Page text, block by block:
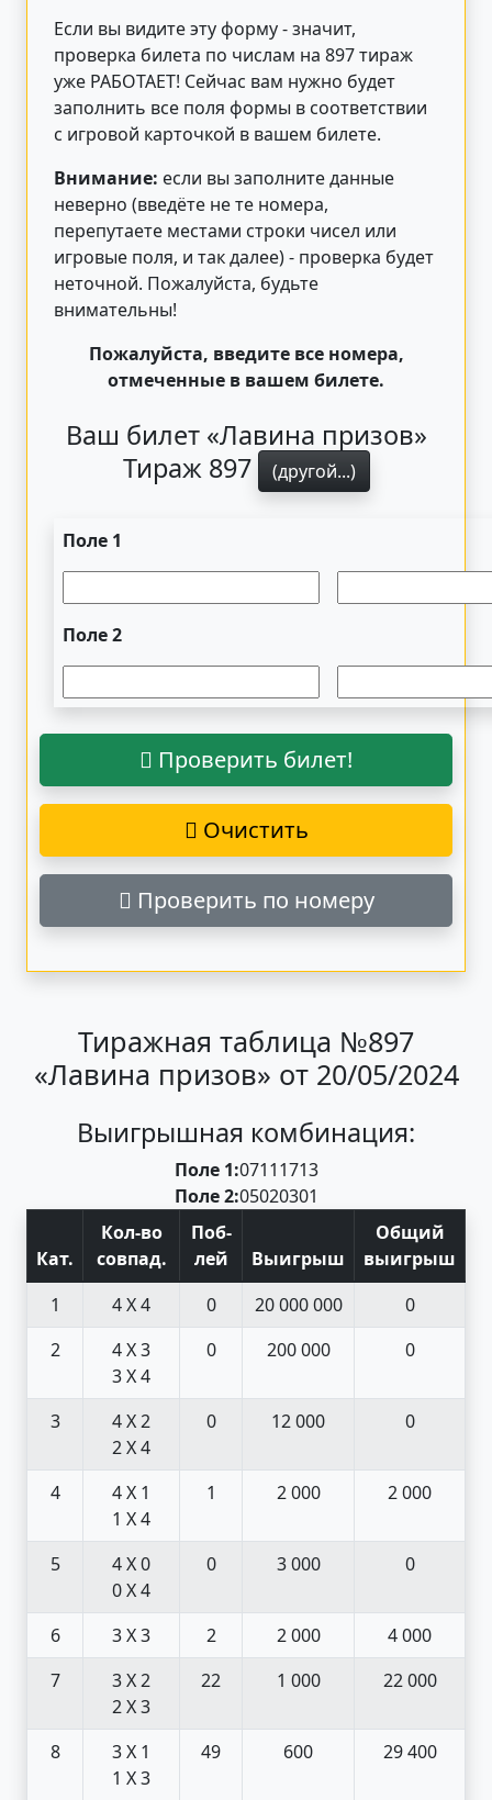
Если вы видите эту форму - значит,
проверка билета по числам на 897 тираж
уже РАБОТАЕТ! Сейчас вам нужно будет
заполнить все поля формы в соответствии
с игровой карточкой в вашем билете.
Внимание: если вы заполните данные
неверно (введёте не те номера,
перепутаете местами строки чисел или
игровые поля, и так далее) - проверка будет
неточной. Пожалуйста, будьте
внимательны!
Пожалуйста, введите все номера,
отмеченные в вашем билете.
Ваш билет «Лавина призов»
Тираж 897
(другой...)
Поле 1
Поле 2
Проверить билет!
Очистить
Проверить по номеру
Тиражная таблица №897
«Лавина призов» от 20/05/2024
Выигрышная комбинация:
Поле 1:07111713
Поле 2:05020301
Кат.
Кол-во
совпад.
Поб-
лей
Выигрыш
Общий
выигрыш
1
4 X 4 0 20 000 000
0
2
4 X 3
3 X 4
0 200 000 0
3
4 X 2
2 X 4
0 12 000 0
4
4 X 1
1 X 4
1 2 000 2 000
5
4 X 0
0 X 4
0 3 000 0
6 3 X 3 2 2 000
4 000
7
3 X 2
2 X 3
22 1 000 22 000
8
3 X 1
1 X 3
49 600 29 400